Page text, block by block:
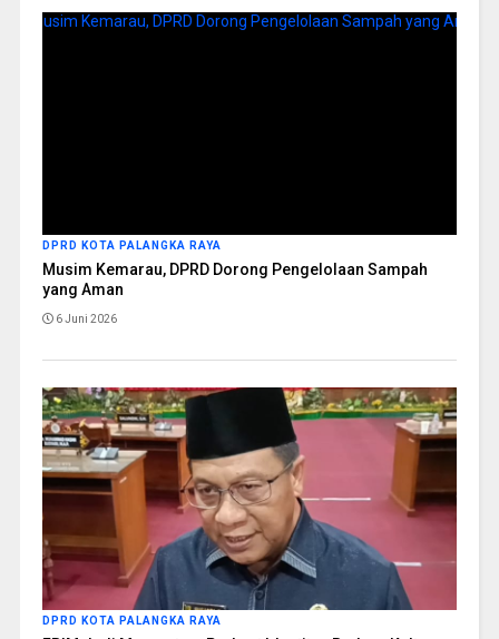
DPRD KOTA PALANGKA RAYA
Musim Kemarau, DPRD Dorong Pengelolaan Sampah
yang Aman
6 Juni 2026
DPRD KOTA PALANGKA RAYA